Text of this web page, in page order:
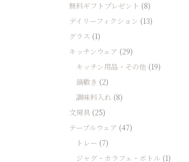
無料ギフトプレゼント (8)
デイリーフィクション (13)
グラス (1)
キッチンウェア (29)
キッチン用品・その他 (19)
鍋敷き (2)
調味料入れ (8)
文房具 (25)
テーブルウェア (47)
トレー (7)
ジャグ・カラフェ・ボトル (1)